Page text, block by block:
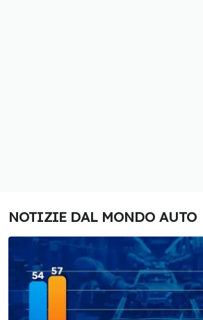
NOTIZIE DAL MONDO AUTO